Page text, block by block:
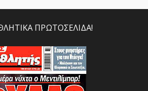
ΠΡΩΤΟΣΕΛΙΔΑ!